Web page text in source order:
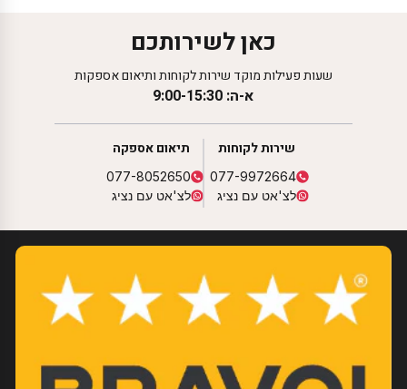
כאן לשירותכם
שעות פעילות מוקד שירות לקוחות ותיאום אספקות
א-ה: 9:00-15:30
שירות לקוחות
077-9972664
לצ'אט עם נציג
תיאום אספקה
077-8052650
לצ'אט עם נציג